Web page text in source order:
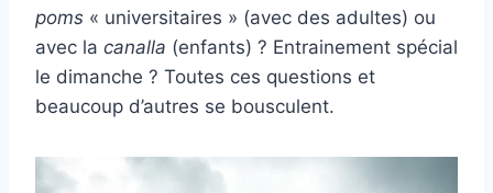
poms « universitaires » (avec des adultes) ou
avec la canalla (enfants) ? Entrainement spécial
le dimanche ? Toutes ces questions et
beaucoup d’autres se bousculent.